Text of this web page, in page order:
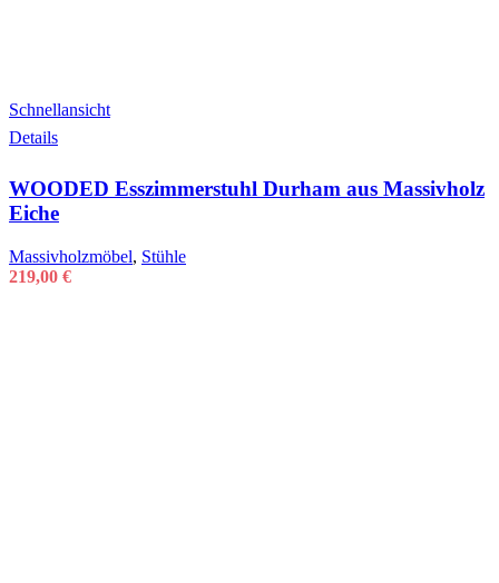
Schnellansicht
Details
WOODED Esszimmerstuhl Durham aus Massivholz
Eiche
Massivholzmöbel, Stühle
219,00 €